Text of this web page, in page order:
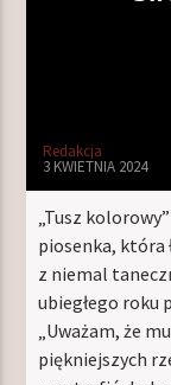
Redakcja
3 KWIETNIA 2024
„Tusz
piosenka, która
z niemal
ubiegłego roku
„Uważam, że
piękniejszych